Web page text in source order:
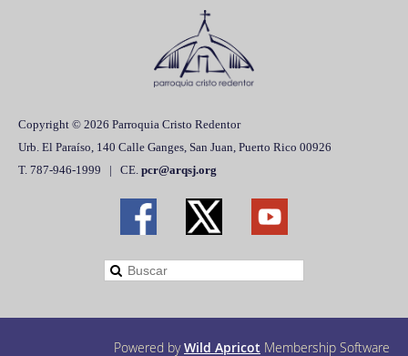
Copyright © 2026 Parroquia Cristo Redentor
Urb. El Paraíso, 140 Calle Ganges, San Juan, Puerto Rico 00926
T. 787-946-1999 | CE. pcr@arqsj.org
Powered byWild Apricot Membership Software